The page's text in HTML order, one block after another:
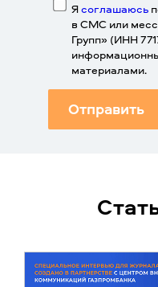
Ясоглашаюсь
в СМС или
Групп» (ИНН
материалами.
Отправить